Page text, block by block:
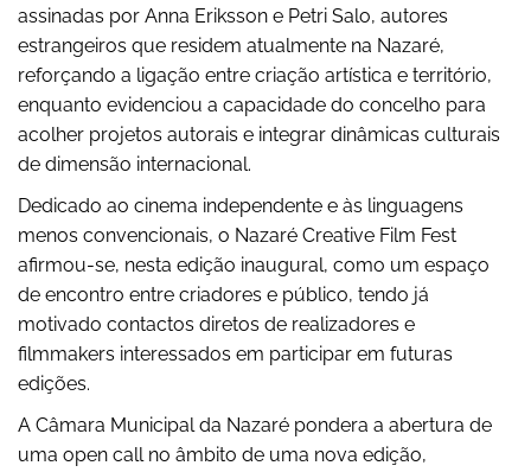
assinadas por Anna Eriksson e Petri Salo, autores
estrangeiros que residem atualmente na Nazaré,
reforçando a ligação entre criação artística e território,
enquanto evidenciou a capacidade do concelho para
acolher projetos autorais e integrar dinâmicas culturais
de dimensão internacional.
Dedicado ao cinema independente e às linguagens
menos convencionais, o Nazaré Creative Film Fest
afirmou-se, nesta edição inaugural, como um espaço
de encontro entre criadores e público, tendo já
motivado contactos diretos de realizadores e
filmmakers interessados em participar em futuras
edições.
A Câmara Municipal da Nazaré pondera a abertura de
uma open call no âmbito de uma nova edição,